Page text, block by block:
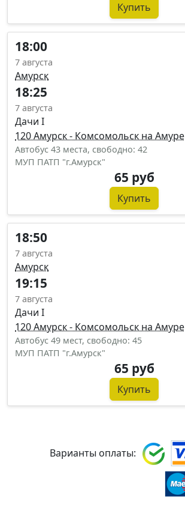
Купить
18:00
7 августа
Амурск
18:25
7 августа
Дачи I
120 Амурск - Комсомольск на Амуре
Автобус 43 места, свободно: 42
МУП ПАТП "г.Амурск"
65 руб
Купить
18:50
7 августа
Амурск
19:15
7 августа
Дачи I
120 Амурск - Комсомольск на Амуре
Автобус 49 мест, свободно: 45
МУП ПАТП "г.Амурск"
65 руб
Купить
Варианты оплаты: